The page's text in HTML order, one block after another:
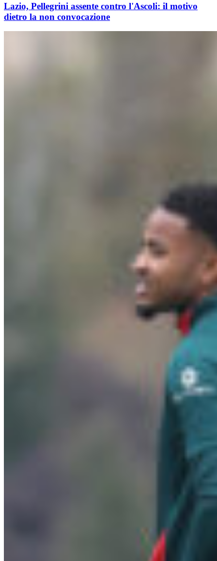
Lazio, Pellegrini assente contro l'Ascoli: il motivo
dietro la non convocazione